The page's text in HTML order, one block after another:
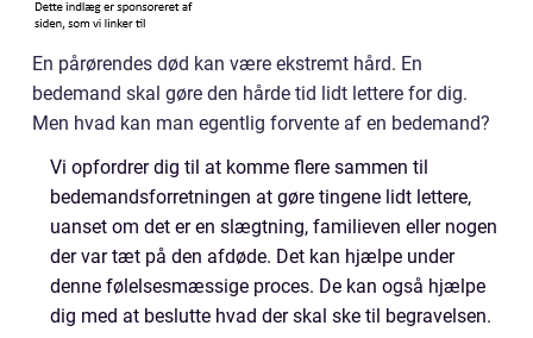
En pårørendes død kan være ekstremt hård. En
bedemand skal gøre den hårde tid lidt lettere for dig.
Men hvad kan man egentlig forvente af en bedemand?
Vi opfordrer dig til at komme flere sammen til
bedemandsforretningen at gøre tingene lidt lettere,
uanset om det er en slægtning, familieven eller nogen
der var tæt på den afdøde. Det kan hjælpe under
denne følelsesmæssige proces. De kan også hjælpe
dig med at beslutte hvad der skal ske til begravelsen.